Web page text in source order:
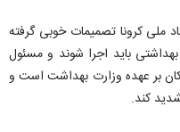
کرونا تصمیمات خوبی گرفته
باید اجرا شوند و مسئول
بر عهده وزارت بهداشت است و
کند.